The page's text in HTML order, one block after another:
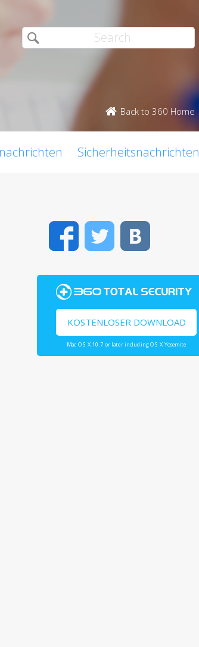
Back to 360 Home
Sicherheitsnachrichten
FacebookTwitter
KOSTENLOSER DOWNLOAD
Mac OS X 10.7 or later including OS X Yosemite